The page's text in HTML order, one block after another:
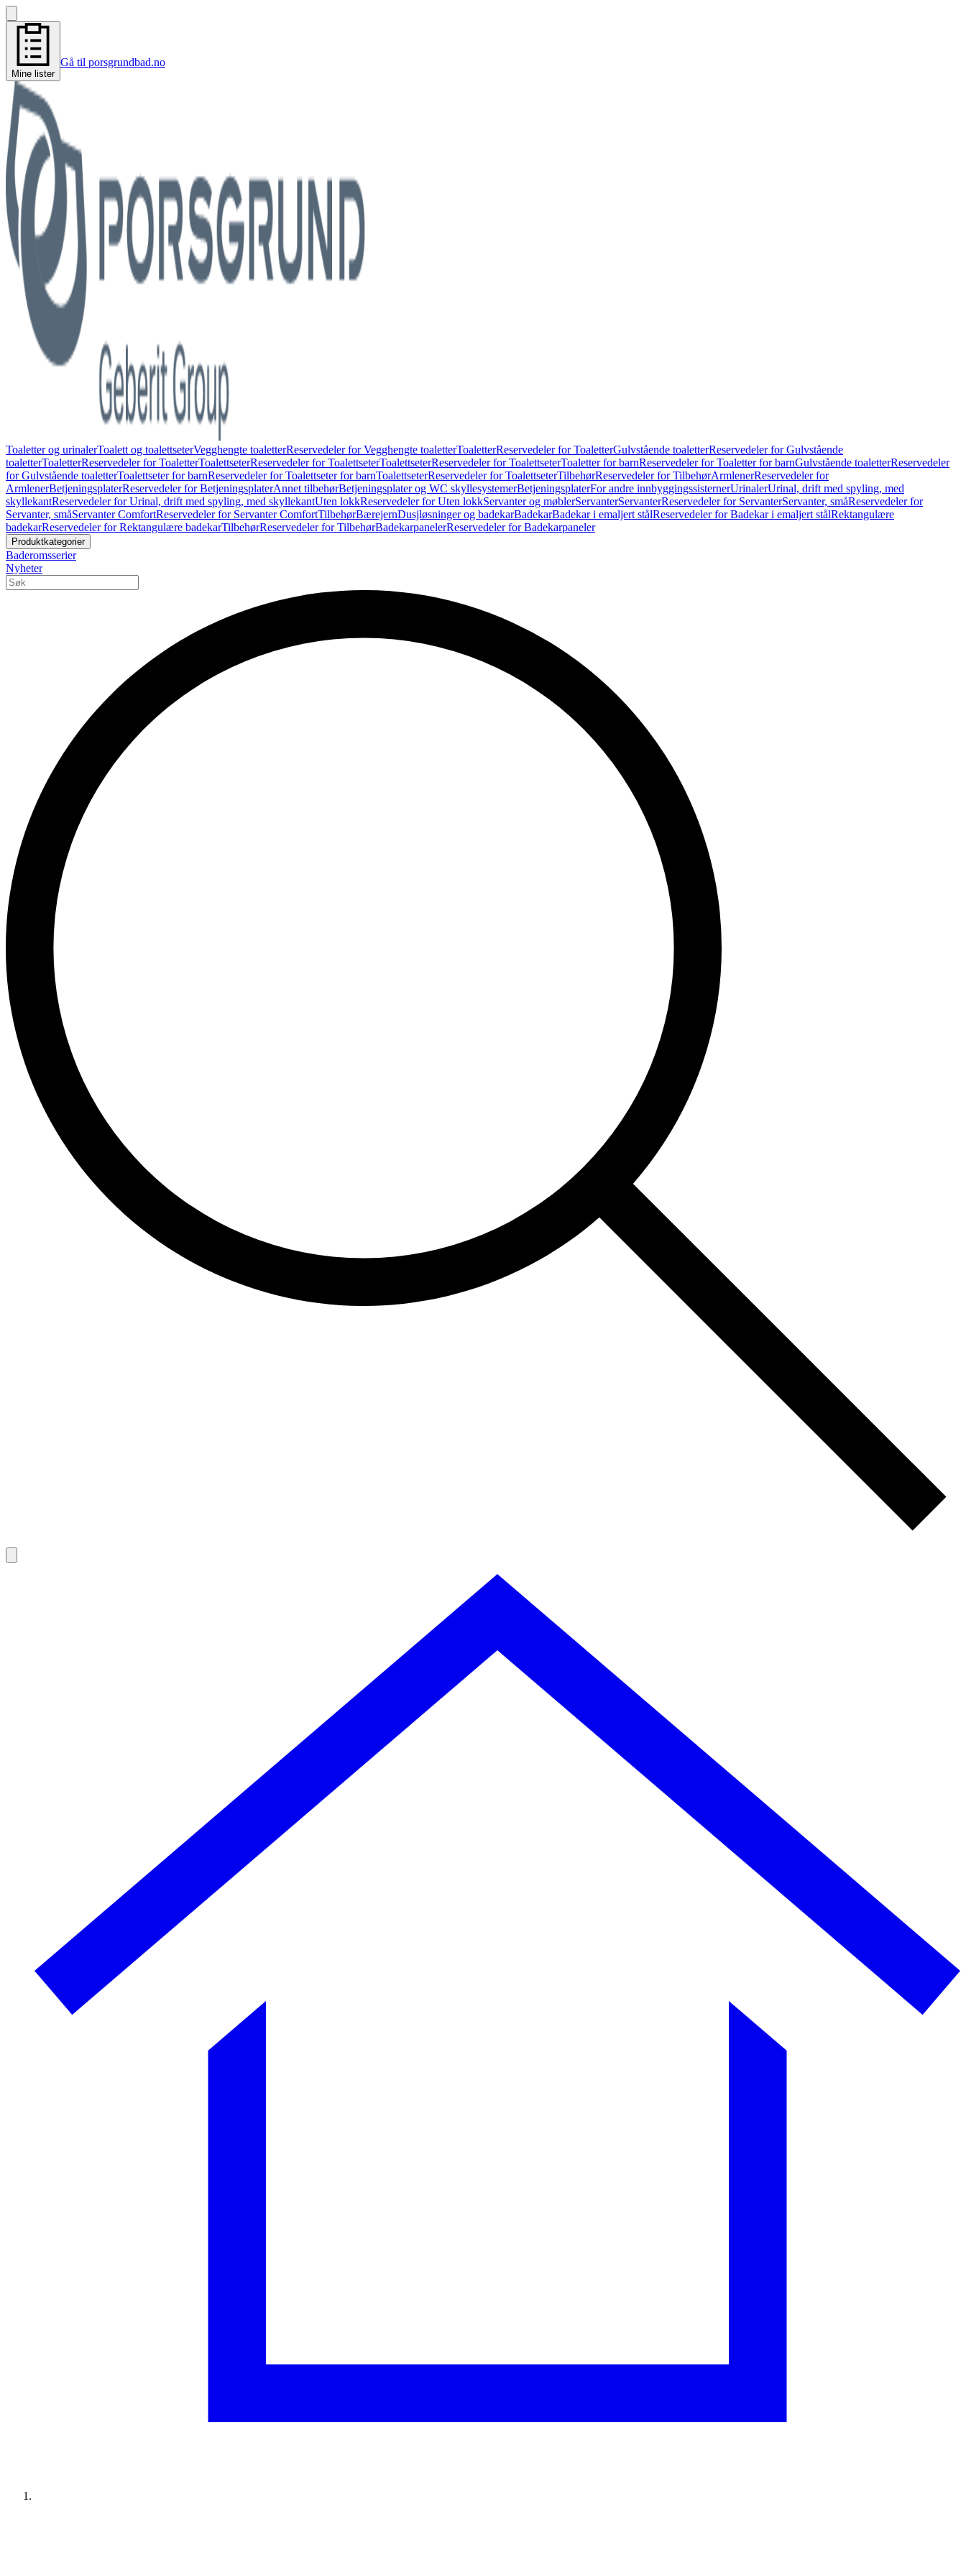
Mine lister
Gå til porsgrundbad.no
Toaletter og urinalerToalett og toalettseterVegghengte toaletterReservedeler for Vegghengte toaletterToaletterReservedeler for ToaletterGulvstående toaletterReservedeler for Gulvstående
toaletterToaletterReservedeler for ToaletterToalettseterReservedeler for ToalettseterToalettseterReservedeler for ToalettseterToaletter for barnReservedeler for Toaletter for barnGulvstående toaletterReservedeler
for Gulvstående toaletterToalettseter for barnReservedeler for Toalettseter for barnToalettseterReservedeler for ToalettseterTilbehørReservedeler for TilbehørArmlenerReservedeler for
ArmlenerBetjeningsplaterReservedeler for BetjeningsplaterAnnet tilbehørBetjeningsplater og WC skyllesystemerBetjeningsplaterFor andre innbyggingssisternerUrinalerUrinal, drift med spyling, med
skyllekantReservedeler for Urinal, drift med spyling, med skyllekantUten lokkReservedeler for Uten lokkServanter og møblerServanterServanterReservedeler for ServanterServanter, småReservedeler for
Servanter, småServanter ComfortReservedeler for Servanter ComfortTilbehørBærejernDusjløsninger og badekarBadekarBadekar i emaljert stålReservedeler for Badekar i emaljert stålRektangulære
badekarReservedeler for Rektangulære badekarTilbehørReservedeler for TilbehørBadekarpanelerReservedeler for Badekarpaneler
Produktkategorier
Baderomsserier
Nyheter